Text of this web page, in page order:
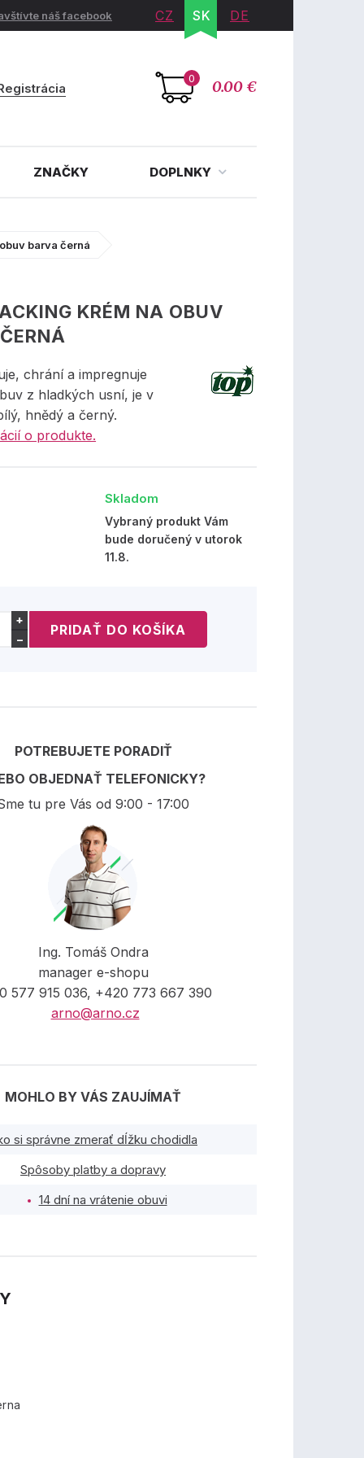
náš facebook CZ SK DE
0 0.00 €
ZNAČKY DOPLNKY
barva černá
KRÉM NA OBUV
chrání a impregnuje
z hladkých usní, je v
hnědý a černý.
o produkte.
Skladom
Vybraný produkt Vám
bude doručený v utorok
11.8.
+
−
POTREBUJETE PORADIŤ
OBJEDNAŤ TELEFONICKY?
tu pre Vás od 9:00 - 17:00
Ing. Tomáš Ondra
manager e-shopu
577 915 036, +420 773 667 390
arno@arno.cz
MOHLO BY VÁS ZAUJÍMAŤ
si správne zmerať dĺžku chodidla
Spôsoby platby a dopravy
14 dní na vrátenie obuvi